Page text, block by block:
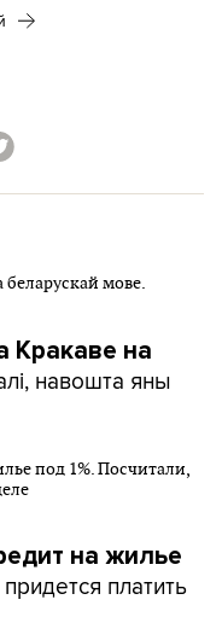
Кракаве на
навошта яны
на жилье
платить